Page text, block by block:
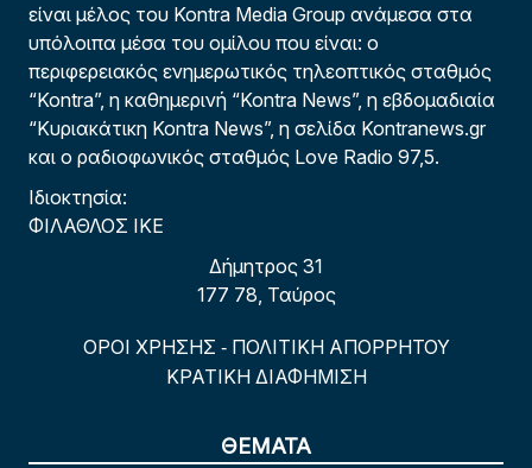
είναι μέλος του Kontra Media Group ανάμεσα στα
υπόλοιπα μέσα του ομίλου που είναι: ο
περιφερειακός ενημερωτικός τηλεοπτικός σταθμός
“Kontra”, η καθημερινή “Kontra News”, η εβδομαδιαία
“Κυριακάτικη Kontra News”, η σελίδα Kontranews.gr
και ο ραδιοφωνικός σταθμός Love Radio 97,5.
Ιδιοκτησία:
ΦΙΛΑΘΛΟΣ ΙΚΕ
Δήμητρος 31
177 78, Ταύρος
ΟΡΟΙ ΧΡΗΣΗΣ - ΠΟΛΙΤΙΚΗ ΑΠΟΡΡΗΤΟΥ
ΚΡΑΤΙΚΗ ΔΙΑΦΗΜΙΣΗ
ΘΕΜΑΤΑ